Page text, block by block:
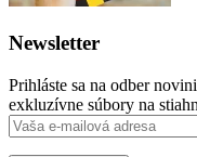
Newsletter
Prihláste sa na odber
exkluzívne súbory na